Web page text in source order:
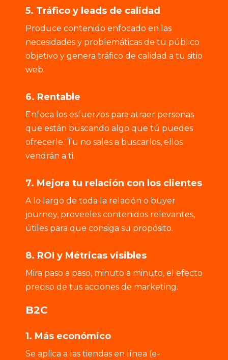
5. Tráfico y leads de calidad
Produce contenido enfocado en las
necesidades y problemáticas de tu público
objetivo y genera tráfico de calidad a tu sitio
web.
6. Rentable
Enfoca los esfuerzos para atraer personas
que están buscando algo que tú puedes
ofrecerle. Tu no sales a buscarlos, ellos
vendrán a ti.
7. Mejora tu relación con los clientes
A lo largo de toda la relación o buyer
journey, proveeles contenidos relevantes,
útiles para que consiga su propósito.
8. ROI y Métricas visibles
Mira paso a paso, minuto a minuto, el efecto
preciso de tus acciones de marketing.
B2C
1. Más económico
Se aplica a las tiendas en línea (e-